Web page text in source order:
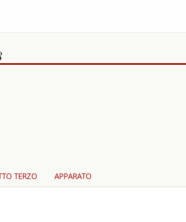
TERZO APPARATO